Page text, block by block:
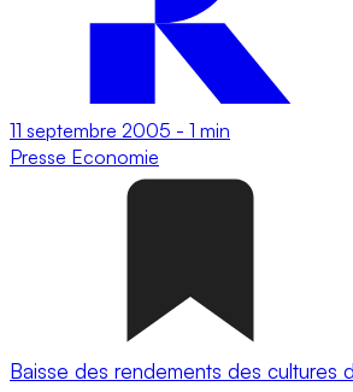
11 septembre 2005 - 1 min
Presse Economie
Baisse des rendements des cultures